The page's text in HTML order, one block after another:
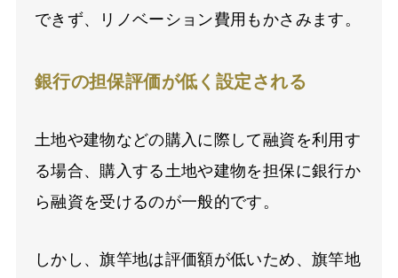
できず、リノベーション費用もかさみます。
銀行の担保評価が低く設定される
土地や建物などの購入に際して融資を利用す
る場合、購入する土地や建物を担保に銀行か
ら融資を受けるのが一般的です。
しかし、旗竿地は評価額が低いため、旗竿地